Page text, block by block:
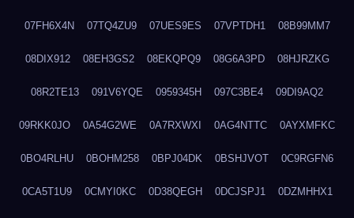
07FH6X4N 07TQ4ZU9 07UES9ES 07VPTDH1 08B99MM7
08DIX912 08EH3GS2 08EKQPQ9 08G6A3PD 08HJRZKG
08R2TE13 091V6YQE 0959345H 097C3BE4 09DI9AQ2
09RKK0JO 0A54G2WE 0A7RXWXI 0AG4NTTC 0AYXMFKC
0BO4RLHU 0BOHM258 0BPJ04DK 0BSHJVOT 0C9RGFN6
0CA5T1U9 0CMYI0KC 0D38QEGH 0DCJSPJ1 0DZMHHX1